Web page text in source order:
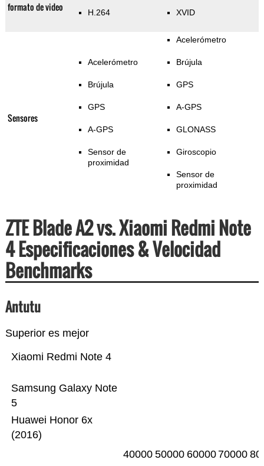
formato de video H.264 XVID
Sensores
Acelerómetro
Brújula
GPS
A-GPS
Sensor de
proximidad
Acelerómetro
Brújula
GPS
A-GPS
GLONASS
Giroscopio
Sensor de
proximidad
ZTE Blade A2 vs. Xiaomi Redmi Note
4 Especificaciones & Velocidad
Benchmarks
Antutu
Superior es mejor
Huawei Honor 6x
(2016)
Samsung Galaxy Note
5
Xiaomi Redmi Note 4
40000 50000 60000 70000